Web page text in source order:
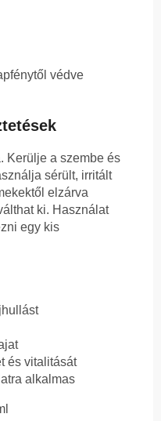
védve
Kerülje a szembe és
sérült, irritált
elzárva
ki. Használat
egy kis
és vitalitását
alkalmas